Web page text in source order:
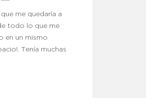
me quedaría a
todo lo que me
en un mismo
Tenía muchas